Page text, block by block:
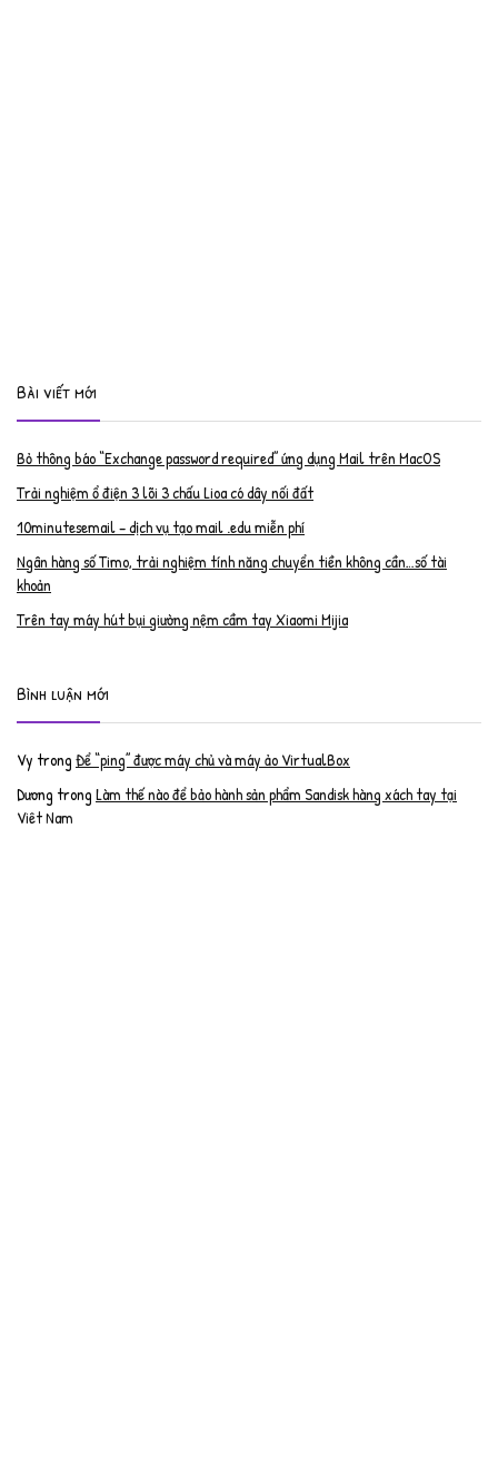
Bài viết mới
Bỏ thông báo “Exchange password required” ứng dụng Mail trên MacOS
Trải nghiệm ổ điện 3 lõi 3 chấu Lioa có dây nối đất
10minutesemail – dịch vụ tạo mail .edu miễn phí
Ngân hàng số Timo, trải nghiệm tính năng chuyển tiền không cần…số tài
khoản
Trên tay máy hút bụi giường nệm cầm tay Xiaomi Mijia
Bình luận mới
Vy trongĐể “ping” được máy chủ và máy ảo VirtualBox
Dương trongLàm thế nào để bảo hành sản phẩm Sandisk hàng xách tay tại
Việt Nam